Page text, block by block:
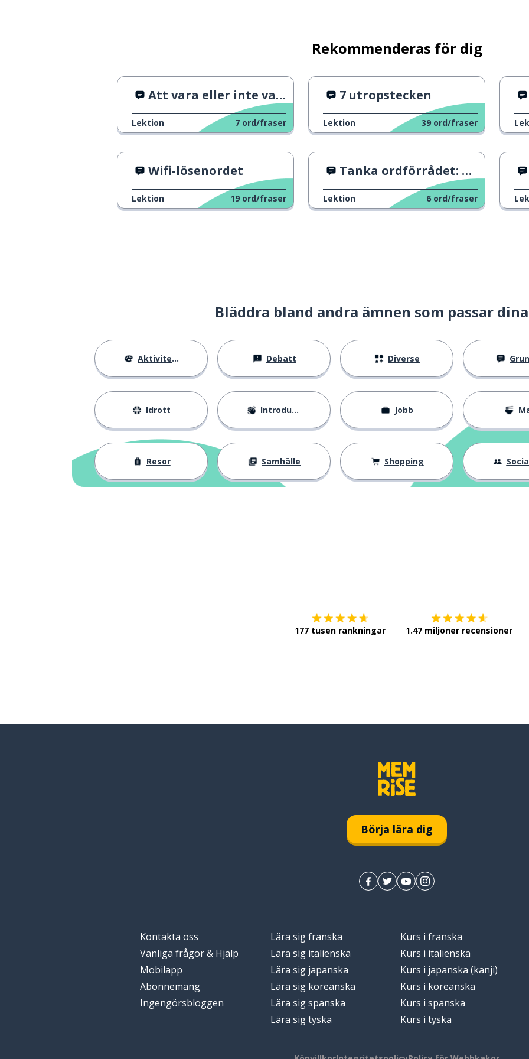
Rekommenderas för dig
Att vara eller inte vara
Lektion 7 ord/fraser
7 utropstecken
Lektion 39 ord/fraser
Wifi-lösenordet
Lektion 19 ord/fraser
Tanka ordförrådet: Nummer 3
Lektion 6 ord/fraser
Bläddra bland andra ämnen som passar
Aktiviteter Debatt Diverse
Idrott Introduktion Jobb
Resor Samhälle Shopping
177 tusen rankningar 1.47 miljoner recensioner
Börja lära dig
Kontakta oss
Vanliga frågor & Hjälp
Mobilapp
Abonnemang
Ingengörsbloggen
Lära sig franska
Lära sig italienska
Lära sig japanska
Lära sig koreanska
Lära sig spanska
Lära sig tyska
Kurs i franska
Kurs i italienska
Kurs i japanska (kanji)
Kurs i koreanska
Kurs i spanska
Kurs i tyska